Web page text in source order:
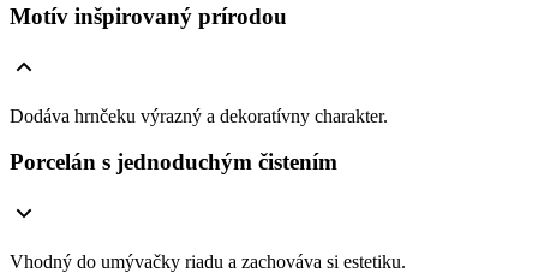
Motív inšpirovaný prírodou
Dodáva hrnčeku výrazný a dekoratívny charakter.
Porcelán s jednoduchým čistením
Vhodný do umývačky riadu a zachováva si estetiku.